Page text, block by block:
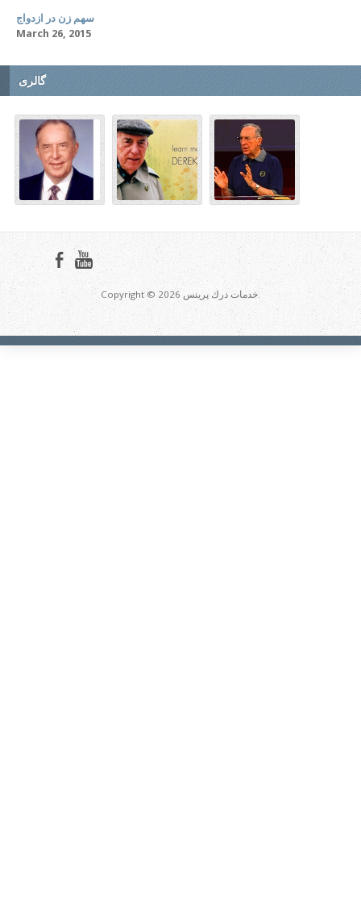
سهم زن در ازدواج
March 26, 2015
گالری
Copyright © 2026 خدمات درك پرينس.